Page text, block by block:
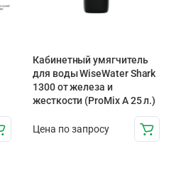
Кабинетный умягчитель
для воды WiseWater Shark
1300 от железа и
жесткости (ProMix A 25 л.)
Цена по запросу